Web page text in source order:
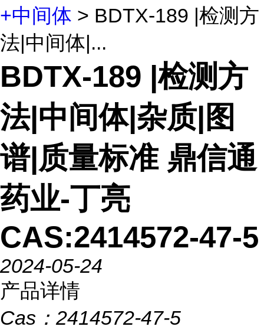
+中间体 > BDTX-189 |检测方
法|中间体|...
BDTX-189 |检测方
法|中间体|杂质|图
谱|质量标准 鼎信通
药业-丁亮
CAS:2414572-47-5
2024-05-24
产品详情
Cas： 2414572-47-5